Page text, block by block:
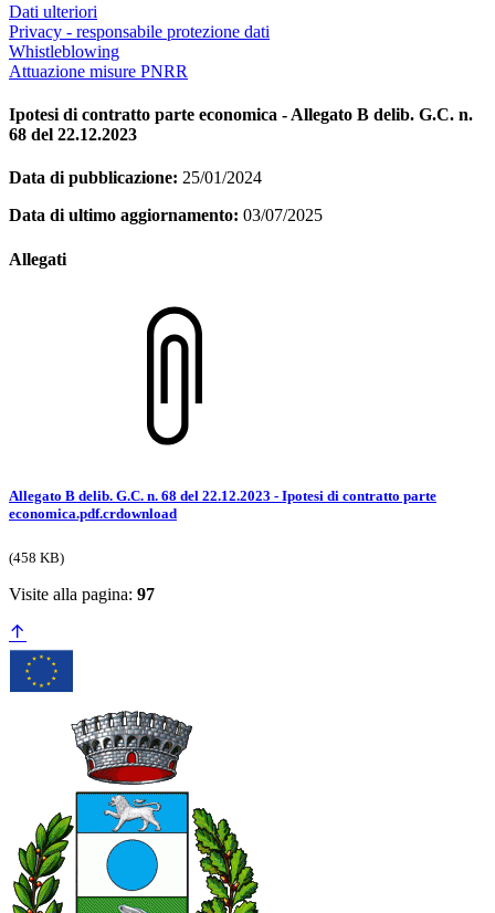
Dati ulteriori
Privacy - responsabile protezione dati
Whistleblowing
Attuazione misure PNRR
Ipotesi di contratto parte economica - Allegato B delib. G.C. n.
68 del 22.12.2023
Data di pubblicazione: 25/01/2024
Data di ultimo aggiornamento: 03/07/2025
Allegati
Allegato B delib. G.C. n. 68 del 22.12.2023 - Ipotesi di contratto parte
economica.pdf.crdownload
(458 KB)
Visite alla pagina: 97